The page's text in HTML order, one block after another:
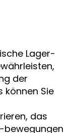
Lager-
der
können Sie
das
bewegungen